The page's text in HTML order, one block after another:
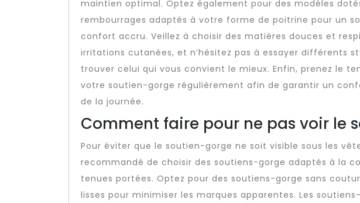
maintien optimal. Optez également pour des modèles
rembourrages adaptés à votre forme de poitrine pour un
confort accru. Veillez à choisir des matières douces et
irritations cutanées, et n’hésitez pas à essayer différents
trouver celui qui vous convient le mieux. Enfin, prenez le
votre soutien-gorge régulièrement afin de garantir un
de la journée.
Comment faire pour ne pas voir le
Pour éviter que le soutien-gorge ne soit visible sous les
recommandé de choisir des soutiens-gorge adaptés à la
tenues portées. Optez pour des soutiens-gorge sans
lisses pour minimiser les marques apparentes. Les